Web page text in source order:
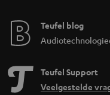
Teufel blog
Teufel Support
Veelgestelde